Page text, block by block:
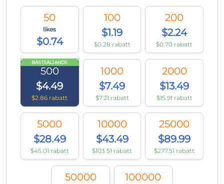
50
likes
$0.74
100
$1.19
$0.28 rabatt
200
$2.24
$0.70 rabatt
BÄSTSÄLJANDE
500
$4.49
$2.86 rabatt
1000
$7.49
$7.21 rabatt
2000
$13.49
$15.91 rabatt
5000
$28.49
$45.01 rabatt
10000
$43.49
$103.51 rabatt
25000
$89.99
$277.51 rabatt
50000
100000